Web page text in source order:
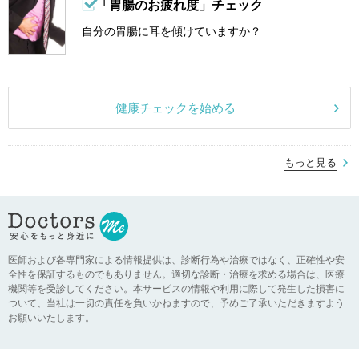
「胃腸のお疲れ度」チェック
自分の胃腸に耳を傾けていますか？
健康チェックを始める
もっと見る
医師および各専門家による情報提供は、診断行為や治療ではなく、正確性や安
全性を保証するものでもありません。適切な診断・治療を求める場合は、医療
機関等を受診してください。本サービスの情報や利用に際して発生した損害に
ついて、当社は一切の責任を負いかねますので、予めご了承いただきますよう
お願いいたします。